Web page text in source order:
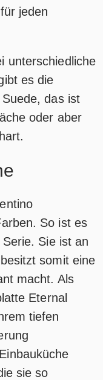
jeden
unterschiedliche
es die
das ist
oder aber
So ist es
Sie ist an
somit eine
macht. Als
Eternal
tiefen
sie so